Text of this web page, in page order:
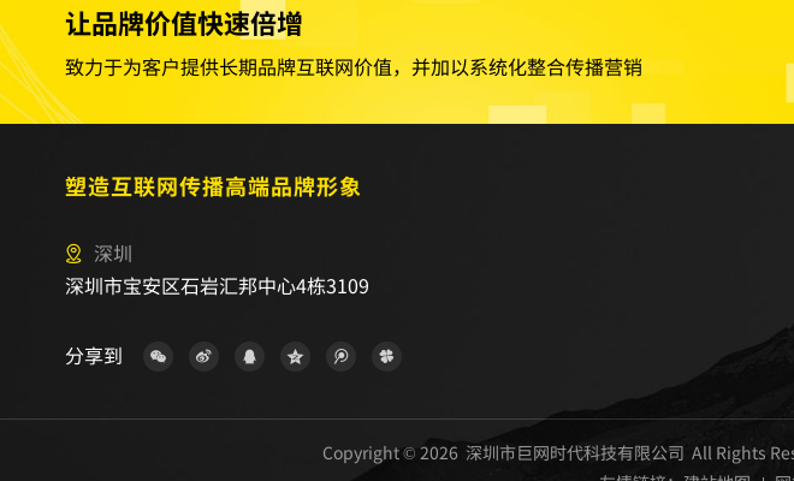
让品牌价值快速倍增
致力于为客户提供长期品牌互联网价值，并加以系统化整合传播营销
塑造互联网传播高端品牌形象
深圳
深圳市宝安区石岩汇邦中心4栋3109
分享到
Copyright © 2026 深圳市巨网时代科技有限公司 All Rights